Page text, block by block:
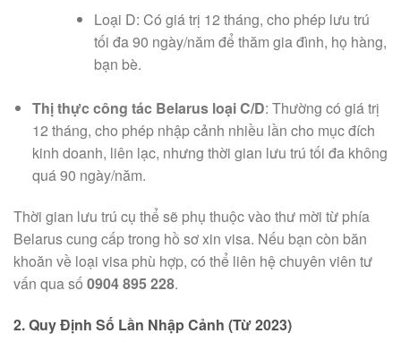
Loại D: Có giá trị 12 tháng, cho phép lưu trú
tối đa 90 ngày/năm để thăm gia đình, họ hàng,
bạn bè.
Thị thực công tác Belarus loại C/D: Thường có giá trị
12 tháng, cho phép nhập cảnh nhiều lần cho mục đích
kinh doanh, liên lạc, nhưng thời gian lưu trú tối đa không
quá 90 ngày/năm.
Thời gian lưu trú cụ thể sẽ phụ thuộc vào thư mời từ phía
Belarus cung cấp trong hồ sơ xin visa. Nếu bạn còn băn
khoăn về loại visa phù hợp, có thể liên hệ chuyên viên tư
vấn qua số 0904 895 228.
2. Quy Định Số Lần Nhập Cảnh (Từ 2023)